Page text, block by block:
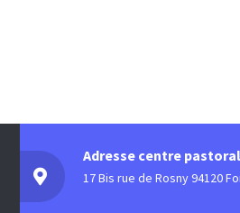
Adresse centre pastoral
17 Bis rue de Rosny 94120